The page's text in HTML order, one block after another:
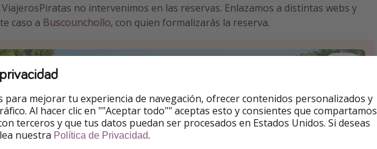
ViajerosPiratas no intervenimos en las reservas. Enlazamos a distintas webs y
caso a Buscounchollo, con quien formalizarás la reserva.
para mejorar tu experiencia de navegación, ofrecer contenidos personalizados y
Al hacer clic en ""Aceptar todo"" aceptas esto y consientes que compartamos
terceros y que tus datos puedan ser procesados en Estados Unidos. Si deseas
nuestra Política de Privacidad.